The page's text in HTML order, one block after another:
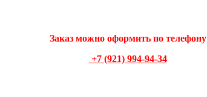
Заказ можно оформить по телефону
+7 (921) 994-94-34